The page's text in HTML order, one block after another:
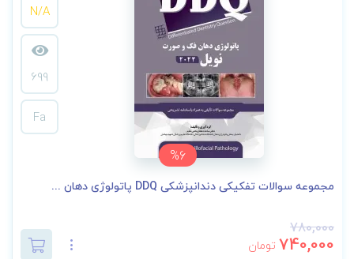
%6
N/A
699
Fa
مجموعه سوالات تفکیکی دندانپزشکی DDQ پاتولوژی دهان ...
780,000
740,000 تومان